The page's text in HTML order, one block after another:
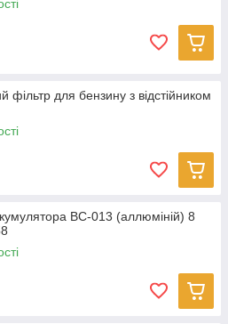
фільтр для бензину з відстійником
BC-013 (аллюміній) 8